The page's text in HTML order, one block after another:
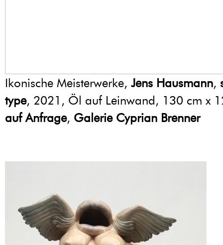
Ikonische Meisterwerke, Jens Hausmann,
type, 2021, Öl auf Leinwand, 130 cm x
auf Anfrage, Galerie Cyprian Brenner